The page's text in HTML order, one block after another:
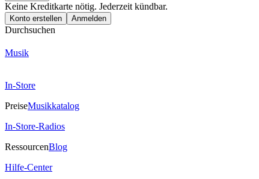
Keine Kreditkarte nötig. Jederzeit kündbar.
Konto erstellen Anmelden
Durchsuchen
Musik
In-Store
PreiseMusikkatalog
In-Store-Radios
RessourcenBlog
Hilfe-Center